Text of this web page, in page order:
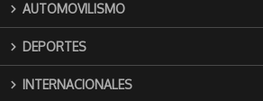
AUTOMOVILISMO
DEPORTES
INTERNACIONALES